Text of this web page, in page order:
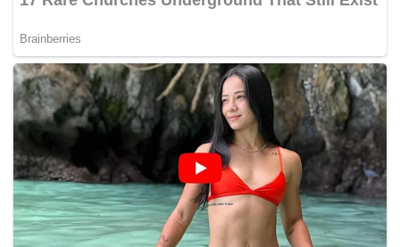
Di tengah situasi ini, Persib menegaskan ingin hadir
tidak hanya sebagai klub sepak bola, tetapi juga
sebagai bagian dari masyarakat.
"Klub tengah berupaya menjalin komunikasi dengan
para korban maupun keluarga yang terdampak
sebagai bentuk perhatian dan dukungan yang dapat
diberikan," kata Persib.